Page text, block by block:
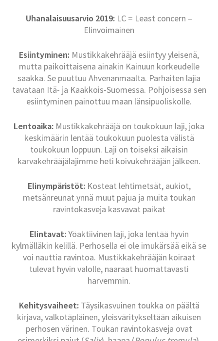
Uhanalaisuusarvio 2019: LC = Least concern –
Elinvoimainen
Esiintyminen: Mustikkakehrääjä esiintyy yleisenä,
mutta paikoittaisena ainakin Kainuun korkeudelle
saakka. Se puuttuu Ahvenanmaalta. Parhaiten lajia
tavataan Itä- ja Kaakkois-Suomessa. Pohjoisessa sen
esiintyminen painottuu maan länsipuoliskolle.
Lentoaika: Mustikkakehrääjä on toukokuun laji, joka
keskimäärin lentää toukokuun puolesta välistä
toukokuun loppuun. Laji on toiseksi aikaisin
karvakehrääjälajimme heti koivukehrääjän jälkeen.
Elinympäristöt:Kosteat lehtimetsät, aukiot,
metsänreunat ynnä muut pajua ja muita toukan
ravintokasveja kasvavat paikat
Elintavat:Yöaktiivinen laji, joka lentää hyvin
kylmälläkin kelillä. Perhosella ei ole imukärsää eikä se
voi nauttia ravintoa. Mustikkakehrääjän koiraat
tulevat hyvin valolle, naaraat huomattavasti
harvemmin.
Kehitysvaiheet:Täysikasvuinen toukka on päältä
kirjava, valkotäpläinen, yleisväritykseltään aikuisen
perhosen värinen. Toukan ravintokasveja ovat